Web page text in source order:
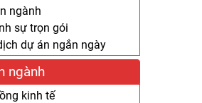
ngành
sự trọn gói
dự án ngắn ngày
ngành
kinh tế